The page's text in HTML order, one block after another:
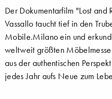
Der Dokumentarfilm "Lost
Vassallo taucht tief in den
Mobile.Milano ein und
weltweit größten
aus der authentischen
jedes Jahr aufs Neue zum